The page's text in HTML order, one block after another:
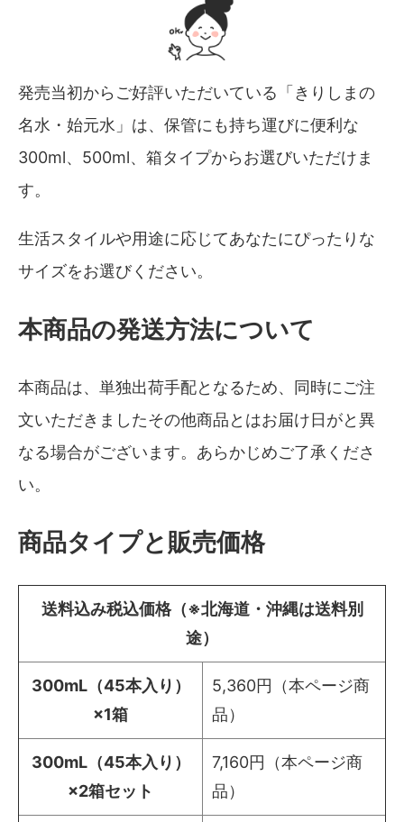
発売当初からご好評いただいている「きりしまの
名水・始元水」は、保管にも持ち運びに便利な
300ml、500ml、箱タイプからお選びいただけま
す。
生活スタイルや用途に応じてあなたにぴったりな
サイズをお選びください。
本商品の発送方法について
本商品は、単独出荷手配となるため、同時にご注
文いただきましたその他商品とはお届け日がと異
なる場合がございます。あらかじめご了承くださ
い。
商品タイプと販売価格
送料込み税込価格（※北海道・沖縄は送料別
途）
300mL（45本入り）
×1箱
5,360円（本ページ商
品）
300mL（45本入り）
×2箱セット
7,160円（本ページ商
品）